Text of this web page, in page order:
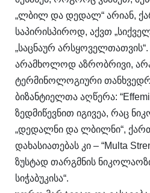
„ლბილ და დედალ“ არიან,
საპირისპიროდ, აქვთ
„საცნაურ არსყოველთათვის“.
არამხოლოდ აზრობრივი,
ტერმინოლოგიური
ბიზანტიელთა აღწერა:
ზედმიწევნით იგივეა, რაც
„დედალნი და ლბილნი“,
დახასიათებას კი – “Multa
ზუსტად თარგმნის
სიჭაბუკისა“.